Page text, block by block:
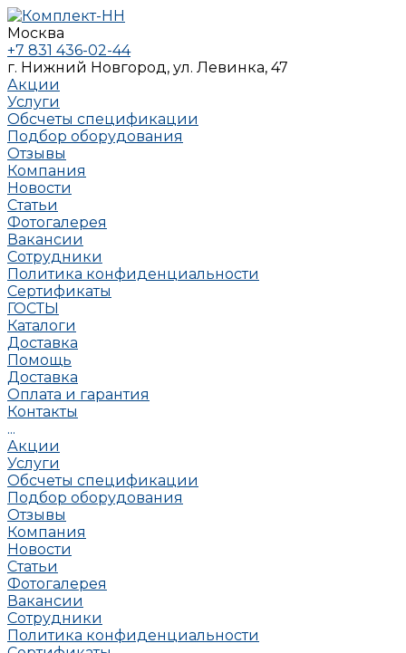
Москва
+7 831 436-02-44
г. Нижний Новгород, ул. Левинка, 47
Акции
Услуги
Обсчеты спецификации
Подбор оборудования
Отзывы
Компания
Новости
Статьи
Фотогалерея
Вакансии
Сотрудники
Политика конфиденциальности
Сертификаты
ГОСТЫ
Каталоги
Доставка
Помощь
Доставка
Оплата и гарантия
Контакты
...
Акции
Услуги
Обсчеты спецификации
Подбор оборудования
Отзывы
Компания
Новости
Статьи
Фотогалерея
Вакансии
Сотрудники
Политика конфиденциальности